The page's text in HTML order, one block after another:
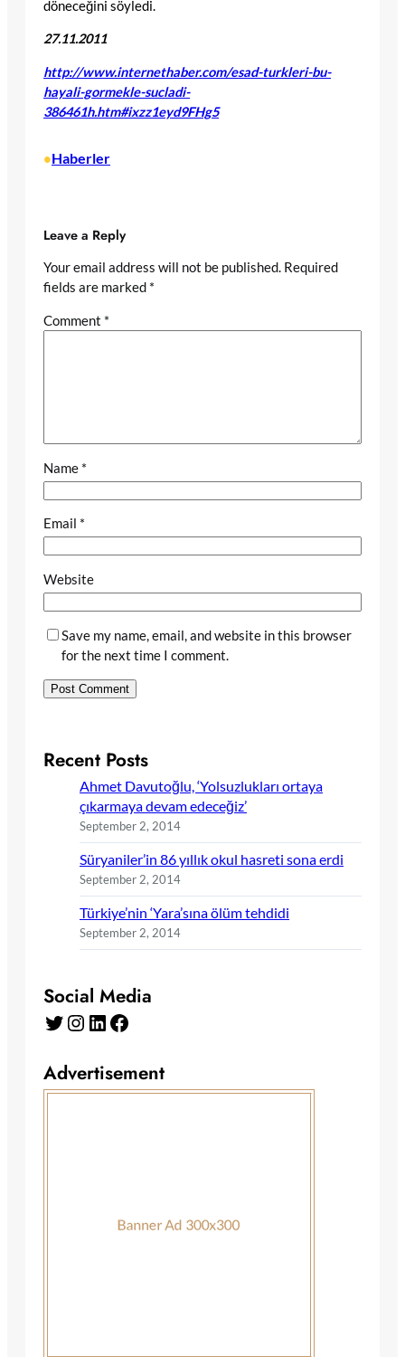
döneceğini söyledi.
27.11.2011
http://www.internethaber.com/esad-turkleri-bu-
hayali-gormekle-sucladi-
386461h.htm#ixzz1eyd9FHg5
•Haberler
Leave a Reply
Your email address will not be published. Required
fields are marked *
Comment *
Name *
Email *
Website
Save my name, email, and website in this browser
for the next time I comment.
Recent Posts
Ahmet Davutoğlu, ‘Yolsuzlukları ortaya
çıkarmaya devam edeceğiz’
September 2, 2014
Süryaniler’in 86 yıllık okul hasreti sona erdi
September 2, 2014
Türkiye’nin ‘Yara’sına ölüm tehdidi
September 2, 2014
Social Media
Twitter Instagram LinkedIn Facebook
Advertisement